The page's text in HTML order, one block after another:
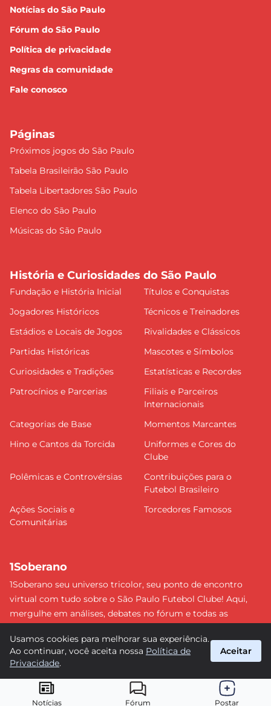
Notícias Fórum Postar
Notícias do São Paulo
Fórum do São Paulo
Política de privacidade
Regras da comunidade
Fale conosco
Páginas
Próximos jogos do São Paulo
Tabela Brasileirão São Paulo
Tabela Libertadores São Paulo
Elenco do São Paulo
Músicas do São Paulo
História e Curiosidades do São Paulo
Fundação e História Inicial
Títulos e Conquistas
Jogadores Históricos
Técnicos e Treinadores
Estádios e Locais de Jogos
Rivalidades e Clássicos
Partidas Históricas
Mascotes e Símbolos
Curiosidades e Tradições
Estatísticas e Recordes
Patrocínios e Parcerias
Filiais e Parceiros
Internacionais
Categorias de Base
Momentos Marcantes
Hino e Cantos da Torcida
Uniformes e Cores do
Clube
Polêmicas e Controvérsias
Contribuições para o
Futebol Brasileiro
Ações Sociais e
Comunitárias
Torcedores Famosos
1Soberano
1Soberano seu universo tricolor, seu ponto de encontro
virtual com tudo sobre o São Paulo Futebol Clube! Aqui,
mergulhe em análises, debates no fórum e todas as
detalhe e faça parte dessa comunidade apaixonada pelo
tricolor paulista. #SPFC #SãoPaulo #1Soberano
© 2026 1Soberano. Todos os direitos reservados.
Usamos cookies para melhorar sua experiência.
Ao continuar, você aceita nossa Política de
Privacidade.
Aceitar